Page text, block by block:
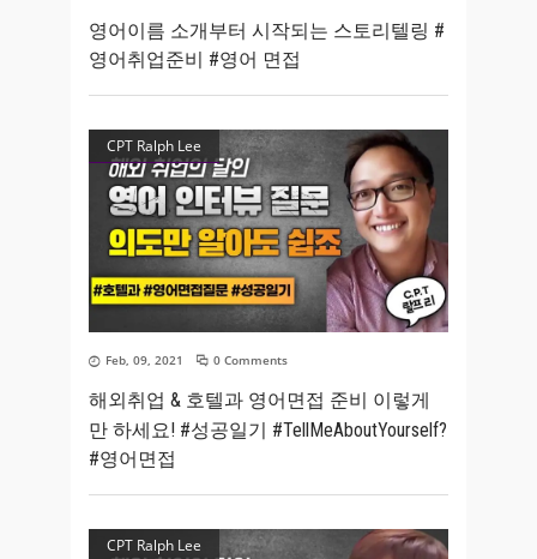
영어이름 소개부터 시작되는 스토리텔링 #
영어취업준비 #영어 면접
CPT Ralph Lee
Feb, 09, 2021 0 Comments
해외취업 & 호텔과 영어면접 준비 이렇게
만 하세요! #성공일기 #TellMeAboutYourself?
#영어면접
CPT Ralph Lee